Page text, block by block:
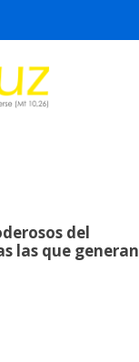
del
las que generan